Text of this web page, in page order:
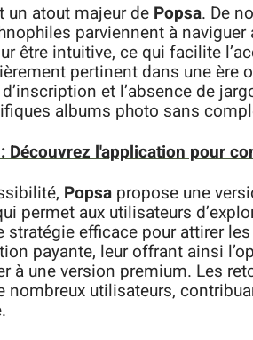
un atout majeur de Popsa. De
parviennent à
être intuitive, ce qui facilite
pertinent dans une ère
et l’absence de
albums photo sans
Découvrez l'application pour
Popsa propose une
permet aux utilisateurs
efficace pour attirer
payante, leur offrant ainsi
à une version premium. Les
nombreux utilisateurs,